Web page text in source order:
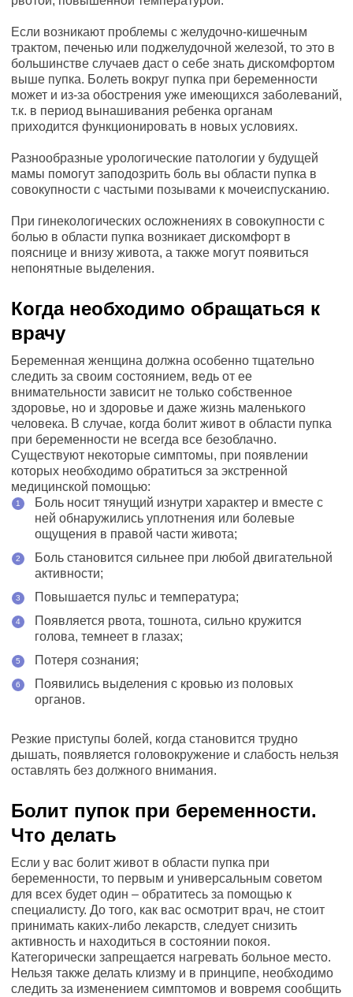
Если возникают проблемы с желудочно-кишечным
трактом, печенью или поджелудочной железой, то это в
большинстве случаев даст о себе знать дискомфортом
выше пупка. Болеть вокруг пупка при беременности
может и из-за обострения уже имеющихся заболеваний,
т.к. в период вынашивания ребенка органам
приходится функционировать в новых условиях.
Разнообразные урологические патологии у будущей
мамы помогут заподозрить боль вы области пупка в
совокупности с частыми позывами к мочеиспусканию.
При гинекологических осложнениях в совокупности с
болью в области пупка возникает дискомфорт в
пояснице и внизу живота, а также могут появиться
непонятные выделения.
Когда необходимо обращаться к
врачу
Беременная женщина должна особенно тщательно
следить за своим состоянием, ведь от ее
внимательности зависит не только собственное
здоровье, но и здоровье и даже жизнь маленького
человека. В случае, когда болит живот в области пупка
при беременности не всегда все безоблачно.
Существуют некоторые симптомы, при появлении
которых необходимо обратиться за экстренной
медицинской помощью:
Боль носит тянущий изнутри характер и вместе с
ней обнаружились уплотнения или болевые
ощущения в правой части живота;
Боль становится сильнее при любой двигательной
активности;
Повышается пульс и температура;
Появляется рвота, тошнота, сильно кружится
голова, темнеет в глазах;
Потеря сознания;
Появились выделения с кровью из половых
органов.
Резкие приступы болей, когда становится трудно
дышать, появляется головокружение и слабость нельзя
оставлять без должного внимания.
Болит пупок при беременности.
Что делать
Если у вас болит живот в области пупка при
беременности, то первым и универсальным советом
для всех будет один – обратитесь за помощью к
специалисту. До того, как вас осмотрит врач, не стоит
принимать каких-либо лекарств, следует снизить
активность и находиться в состоянии покоя.
Категорически запрещается нагревать больное место.
Нельзя также делать клизму и в принципе, необходимо
следить за изменением симптомов и вовремя сообщить